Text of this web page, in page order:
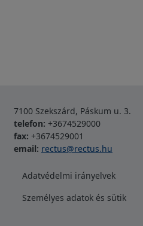
7100 Szekszárd, Páskum u. 3.
telefon: +3674529000
fax: +3674529001
email: rectus@rectus.hu
Lábléc
Adatvédelmi irányelvek
Személyes adatok és sütik